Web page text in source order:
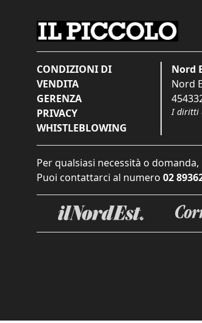
CONDIZIONI DI
VENDITA
GERENZA
PRIVACY
WHISTLEBLOWING
Nord
Nord
I diritti
Per qualsiasi necessità o
Puoi contattarci al numero 02